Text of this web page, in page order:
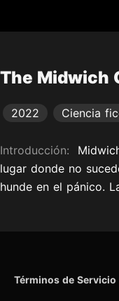
The Midwich
2022 Ciencia
Introducción:
lugar donde no
hunde en el pánico.
Términos de Servicio